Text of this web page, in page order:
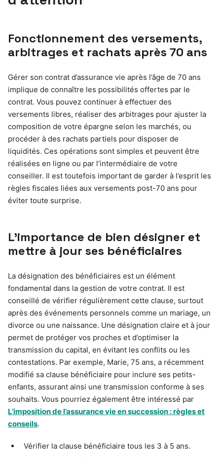
Fonctionnement des versements,
arbitrages et rachats après 70 ans
Gérer son contrat d’assurance vie après l’âge de 70 ans
implique de connaître les possibilités offertes par le
contrat. Vous pouvez continuer à effectuer des
versements libres, réaliser des arbitrages pour ajuster la
composition de votre épargne selon les marchés, ou
procéder à des rachats partiels pour disposer de
liquidités. Ces opérations sont simples et peuvent être
réalisées en ligne ou par l’intermédiaire de votre
conseiller. Il est toutefois important de garder à l’esprit les
règles fiscales liées aux versements post-70 ans pour
éviter toute surprise.
L’importance de bien désigner et
mettre à jour ses bénéficiaires
La désignation des bénéficiaires est un élément
fondamental dans la gestion de votre contrat. Il est
conseillé de vérifier régulièrement cette clause, surtout
après des événements personnels comme un mariage, un
divorce ou une naissance. Une désignation claire et à jour
permet de protéger vos proches et d’optimiser la
transmission du capital, en évitant les conflits ou les
contestations. Par exemple, Marie, 75 ans, a récemment
modifié sa clause bénéficiaire pour inclure ses petits-
enfants, assurant ainsi une transmission conforme à ses
souhaits. Vous pourriez également être intéressé par
L’imposition de l’assurance vie en succession : règles et
conseils.
Vérifier la clause bénéficiaire tous les 3 à 5 ans.